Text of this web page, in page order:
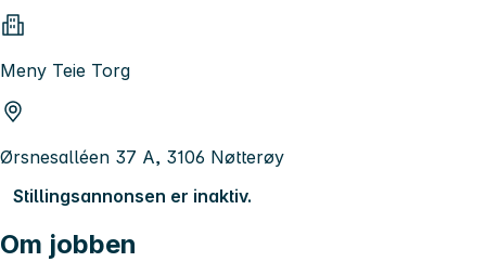
Meny Teie Torg
Ørsnesalléen 37 A, 3106 Nøtterøy
Stillingsannonsen er inaktiv.
Om jobben